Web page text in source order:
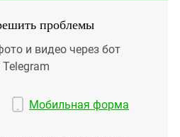
проблемы
и видео через бот
Мобильная форма